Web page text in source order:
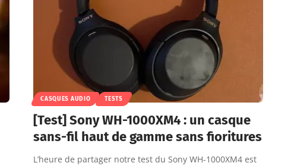
CASQUES AUDIO TESTS
[Test] Sony WH-1000XM4 : un casque
sans-fil haut de gamme sans fioritures
L’heure de partager notre test du Sony WH-1000XM4 est